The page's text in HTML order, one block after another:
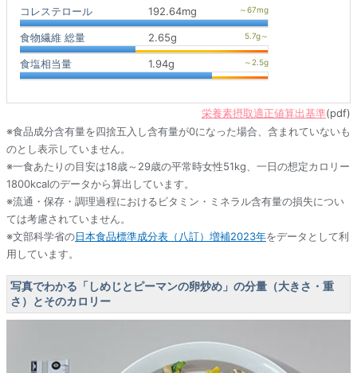
コレステロール
192.64mg
食物繊維 総量 2.65g
食塩相当量 1.94g
栄養素摂取適正値算出基準(pdf)
※食品成分含有量を四捨五入し含有量が0になった場合、含まれていないも
のとし表示していません。
※一食あたりの目安は18歳～29歳の平常時女性51kg、一日の想定カロリー
1800kcalのデータから算出しています。
※流通・保存・調理過程におけるビタミン・ミネラル含有量の損失につい
ては考慮されていません。
※文部科学省の日本食品標準成分表（八訂）増補2023年をデータとして利
用しています。
写真でわかる「しめじとピーマンの卵炒め」の分量（大きさ・重
さ）とそのカロリー